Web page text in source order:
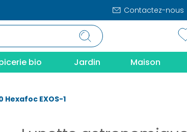
Contactez-nous
bio Jardin Maison
EXOS-1